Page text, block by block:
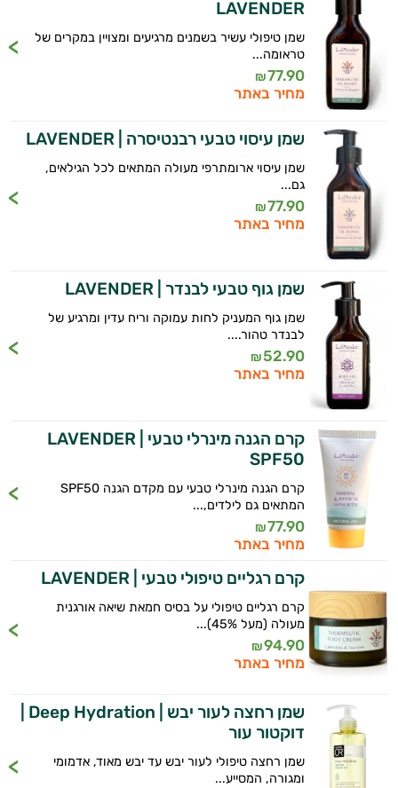
LAVENDER
שמן טיפולי עשיר בשמנים מרגיעים ומצויין במקרים של
טראומה...
77.90
₪
מחיר באתר
שמן עיסוי טבעי רבנטיסרה | LAVENDER
שמן עיסוי ארומתרפי מעולה המתאים לכל הגילאים,
גם...
77.90
₪
מחיר באתר
שמן גוף טבעי לבנדר | LAVENDER
שמן גוף המעניק לחות עמוקה וריח עדין ומרגיע של
לבנדר טהור....
52.90
₪
מחיר באתר
קרם הגנה מינרלי טבעי LAVENDER |
SPF50
קרם הגנה מינרלי טבעי עם מקדם הגנה SPF50
המתאים גם לילדים,...
77.90
₪
מחיר באתר
קרם רגליים טיפולי טבעי | LAVENDER
קרם רגליים טיפולי על בסיס חמאת שיאה אורגנית
מעולה (מעל 45%)...
94.90
₪
מחיר באתר
דוקטור עור
שמן רחצה טיפולי לעור יבש עד יבש מאוד, אדמומי
ומגורה, המסייע...